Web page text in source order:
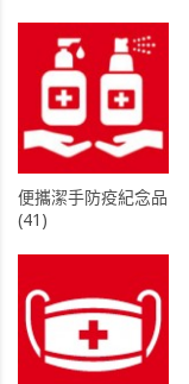
便攜潔手防疫紀念品
(41)